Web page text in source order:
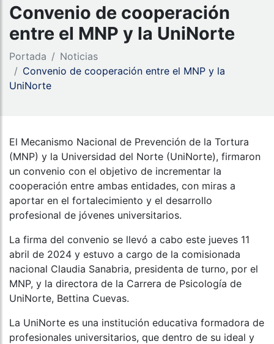
Convenio de cooperación
entre el MNP y la UniNorte
Portada
Noticias
Convenio de cooperación entre el MNP y la
UniNorte
El Mecanismo Nacional de Prevención de la Tortura
(MNP) y la Universidad del Norte (UniNorte), firmaron
un convenio con el objetivo de incrementar la
cooperación entre ambas entidades, con miras a
aportar en el fortalecimiento y el desarrollo
profesional de jóvenes universitarios.
La firma del convenio se llevó a cabo este jueves 11
abril de 2024 y estuvo a cargo de la comisionada
nacional Claudia Sanabria, presidenta de turno, por el
MNP, y la directora de la Carrera de Psicología de
UniNorte, Bettina Cuevas.
La UniNorte es una institución educativa formadora de
profesionales universitarios, que dentro de su ideal y